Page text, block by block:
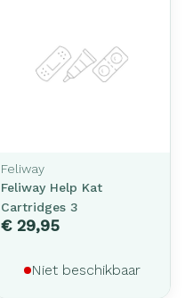
Feliway
Feliway Help Kat
Cartridges 3
€ 29,95
Niet beschikbaar